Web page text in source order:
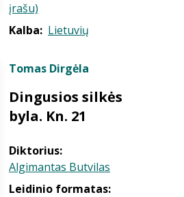
įrašu)
Kalba: Lietuvių
Tomas Dirgėla
Dingusios silkės
byla. Kn. 21
Diktorius:
Algimantas Butvilas
Leidinio formatas: